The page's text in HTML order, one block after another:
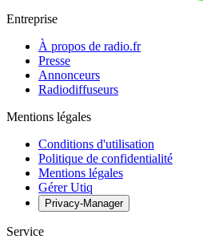
Entreprise
À propos de radio.fr
Presse
Annonceurs
Radiodiffuseurs
Mentions légales
Conditions d'utilisation
Politique de confidentialité
Mentions légales
Gérer Utiq
Privacy-Manager
Service